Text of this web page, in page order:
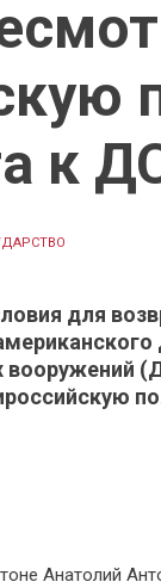
к
для
вооружений
Анатолий